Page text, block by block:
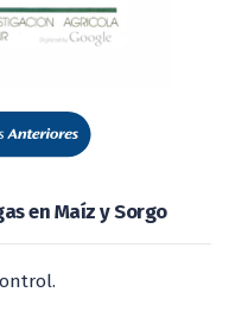
en Maíz y Sorgo